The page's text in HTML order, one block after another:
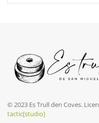
© 2023 Es Trull den Coves.
tactic[studio]